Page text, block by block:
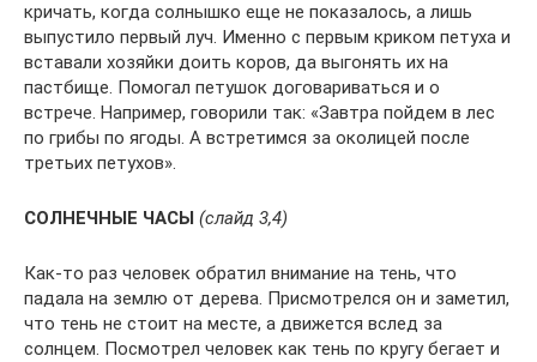
кричать, когда солнышко еще не показалось, а лишь
выпустило первый луч. Именно с первым криком петуха и
вставали хозяйки доить коров, да выгонять их на
пастбище. Помогал петушок договариваться и о
встрече. Например, говорили так: «Завтра пойдем в лес
по грибы по ягоды. А встретимся за околицей после
третьих петухов».
СОЛНЕЧНЫЕ ЧАСЫ (слайд 3,4)
Как-то раз человек обратил внимание на тень, что
падала на землю от дерева. Присмотрелся он и заметил,
что тень не стоит на месте, а движется вслед за
солнцем. Посмотрел человек как тень по кругу бегает и